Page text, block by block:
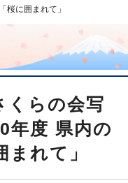
桜に囲まれて」
くらの会写
年度 県内の
れて」